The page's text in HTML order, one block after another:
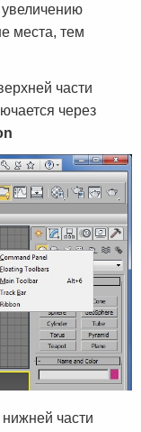
увеличению
места, тем
части
через
нижней части